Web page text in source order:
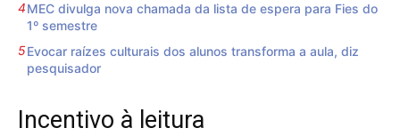
MEC divulga nova chamada da lista de espera para Fies do
1º semestre
Evocar raízes culturais dos alunos transforma a aula, diz
pesquisador
Incentivo à leitura